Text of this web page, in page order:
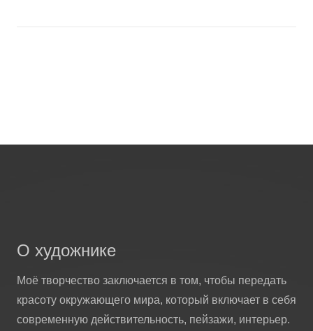
О художнике
Моё творчество заключается в том, чтобы передать
красоту окружающего мира, который включает в себя
современную действительность, пейзажи, интерьер.